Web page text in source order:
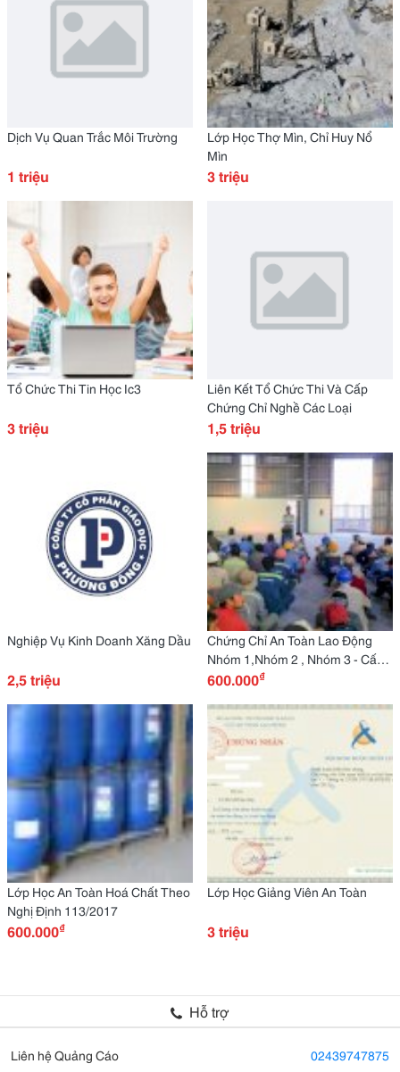
Dịch Vụ Quan Trắc Môi Trường
1 triệu
Lớp Học Thợ Mìn, Chỉ Huy Nổ
Mìn
3 triệu
Tổ Chức Thi Tin Học Ic3
3 triệu
Liên Kết Tổ Chức Thi Và Cấp
Chứng Chỉ Nghề Các Loại
1,5 triệu
Nghiệp Vụ Kinh Doanh Xăng Dầu
2,5 triệu
Chứng Chỉ An Toàn Lao Động
Nhóm 1,Nhóm 2 , Nhóm 3 - Cấp
Ngay
600.000₫
Lớp Học An Toàn Hoá Chất Theo
Nghị Định 113/2017
600.000₫
Lớp Học Giảng Viên An Toàn
3 triệu
Hỗ trợ
Liên hệ Quảng Cáo 02439747875